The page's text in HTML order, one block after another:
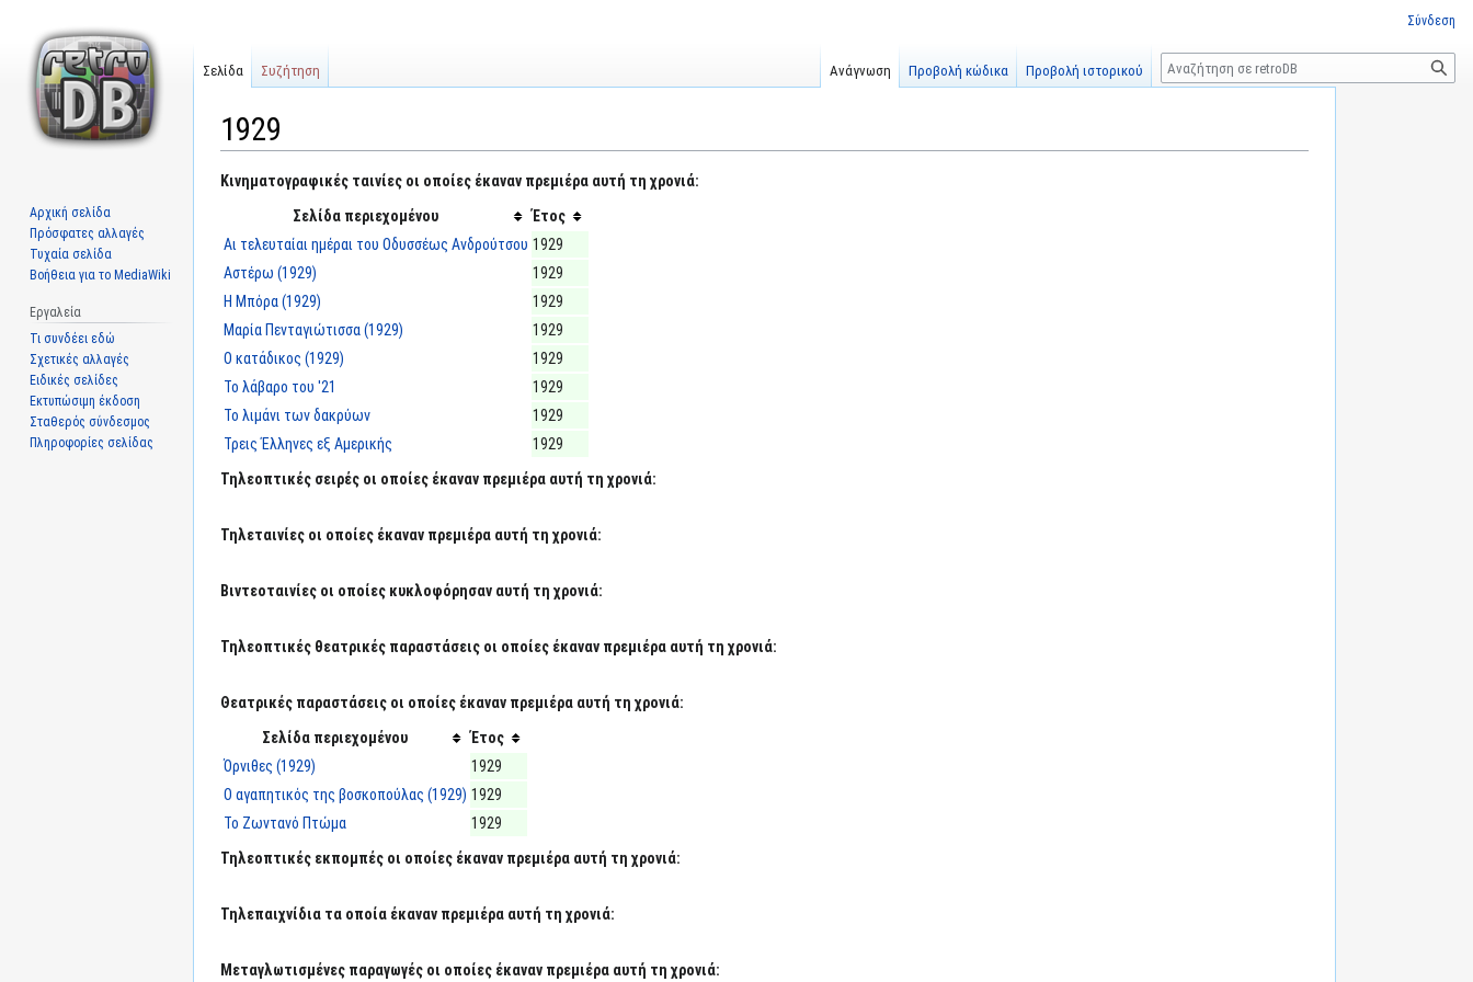
1929
Μετάβαση
Πήδηση
Κινηματογραφικές ταινίες οι οποίες έκαναν πρεμιέρα αυτή τη χρονιά:
Σελίδα περιεχομένου
Έτος
Αι τελευταίαι ημέραι του Οδυσσέως Ανδρούτσου 1929
Αστέρω (1929)
1929
Η Μπόρα (1929)
1929
Μαρία Πενταγιώτισσα (1929)
1929
Ο κατάδικος (1929)
1929
Το λάβαρο του '21
1929
Το λιμάνι των δακρύων
1929
Τρεις Έλληνες εξ Αμερικής
1929
Τηλεοπτικές σειρές οι οποίες έκαναν πρεμιέρα αυτή τη χρονιά:
Τηλεταινίες οι οποίες έκαναν πρεμιέρα αυτή τη χρονιά:
Βιντεοταινίες οι οποίες κυκλοφόρησαν αυτή τη χρονιά:
Τηλεοπτικές θεατρικές παραστάσεις οι οποίες έκαναν πρεμιέρα αυτή τη χρονιά:
Θεατρικές παραστάσεις οι οποίες έκαναν πρεμιέρα αυτή τη χρονιά:
Σελίδα περιεχομένου
Έτος
Όρνιθες (1929)
1929
Ο αγαπητικός της βοσκοπούλας (1929) 1929
Το Ζωντανό Πτώμα
1929
Τηλεοπτικές εκπομπές οι οποίες έκαναν πρεμιέρα αυτή τη χρονιά:
Τηλεπαιχνίδια τα οποία έκαναν πρεμιέρα αυτή τη χρονιά:
Μεταγλωτισμένες παραγωγές οι οποίες έκαναν πρεμιέρα αυτή τη χρονιά:
Σύνδεση
Σελίδα Συζήτηση Ανάγνωση Προβολή κώδικα Προβολή ιστορικού
Αναζήτηση
Αρχική σελίδα
Πρόσφατες αλλαγές
Τυχαία σελίδα
Βοήθεια για το MediaWiki
Εργαλεία
Τι συνδέει εδώ
Σχετικές αλλαγές
Ειδικές σελίδες
Εκτυπώσιμη έκδοση
Σταθερός σύνδεσμος
Πληροφορίες σελίδας